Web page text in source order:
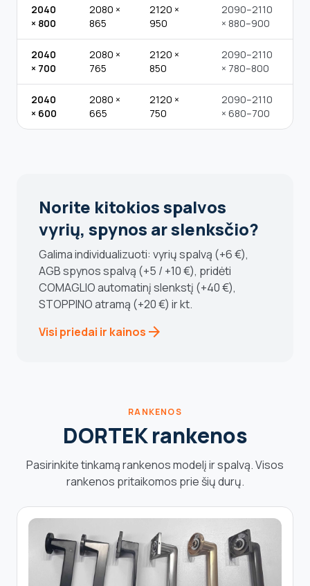
2040
× 800
2080 ×
865
2120 ×
950
2090–2110
× 880–900
2040
× 700
2080 ×
765
2120 ×
850
2090–2110
× 780–800
2040
× 600
2080 ×
665
2120 ×
750
2090–2110
× 680–700
Norite kitokios spalvos
vyrių, spynos ar slenksčio?
Galima individualizuoti: vyrių spalvą (+6 €),
AGB spynos spalvą (+5 / +10 €), pridėti
COMAGLIO automatinį slenkstį (+40 €),
STOPPINO atramą (+20 €) ir kt.
Visi priedai ir kainos arrow_forward
RANKENOS
DORTEK rankenos
Pasirinkite tinkamą rankenos modelį ir spalvą. Visos
rankenos pritaikomos prie šių durų.